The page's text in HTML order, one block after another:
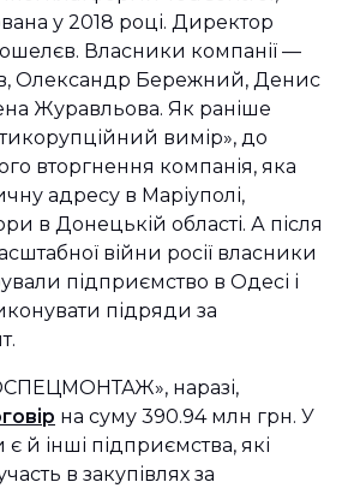
у 2018 році. Директор
Власники компанії —
Олександр Бережний, Денис
Журавльова. Як раніше
вимір», до
вторгнення компанія, яка
адресу в Маріуполі,
в Донецькій області. А після
війни росії власники
підприємство в Одесі і
підряди за
наразі,
на суму 390.94 млн грн. У
й інші підприємства, які
в закупівлях за